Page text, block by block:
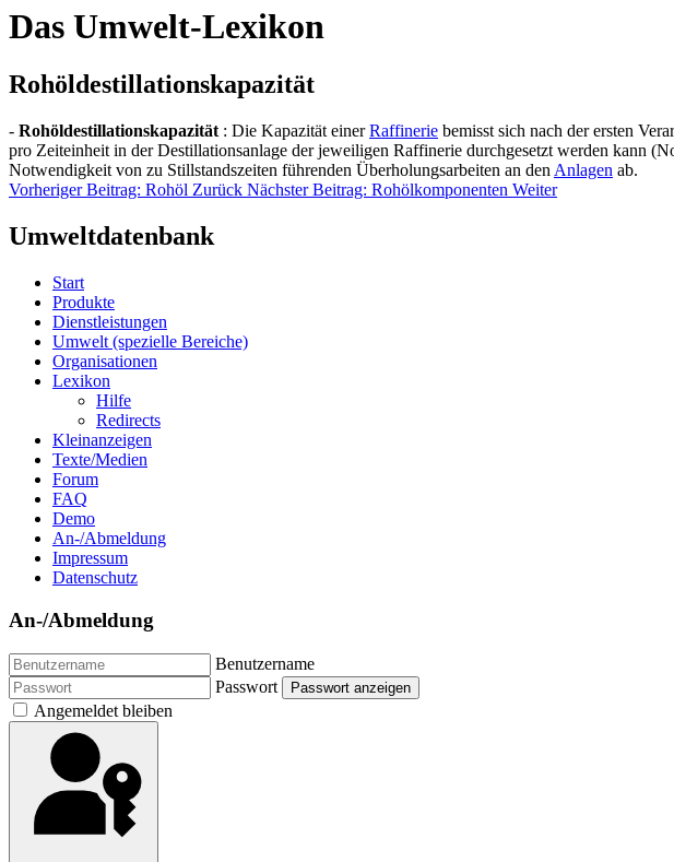
Das Umwelt-Lexikon
Rohöldestillationskapazität
- Rohöldestillationskapazität : Die Kapazität einerRaffinerie bemisst sich nach der ersten
pro Zeiteinheit in der Destillationsanlage der jeweiligen Raffinerie durchgesetzt werden kann
Notwendigkeit von zu Stillstandszeiten führenden Überholungsarbeiten an den Anlagen ab.
Vorheriger Beitrag: Rohöl Zurück Nächster Beitrag: Rohölkomponenten Weiter
Umweltdatenbank
Start
Produkte
Dienstleistungen
Umwelt (spezielle Bereiche)
Organisationen
Lexikon
Hilfe
Redirects
Kleinanzeigen
Texte/Medien
Forum
FAQ
Demo
An-/Abmeldung
Impressum
Datenschutz
An-/Abmeldung
Benutzername
Passwort
Passwort anzeigen
Angemeldet bleiben